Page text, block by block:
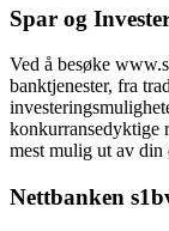
Spar og
Ved å besøke
banktjenester, fra
konkurransedyktige
mest mulig ut av din
Nettbanken